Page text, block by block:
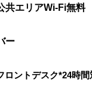
共エリアWi-Fi無料
ー
ロントデスク*24時間